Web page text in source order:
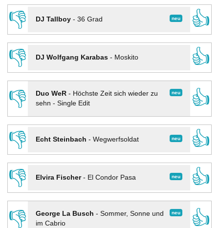
👎
neu
DJ Tallboy- 36 Grad
👍
👎
DJ Wolfgang Karabas- Moskito
👍
👎
neu
Duo WeR- Höchste Zeit sich wieder zu
sehn - Single Edit
👍
👎
neu
Echt Steinbach - Wegwerfsoldat
👍
👎
neu
Elvira Fischer- El Condor Pasa
👍
👎
neu
George La Busch - Sommer, Sonne und
im Cabrio
👍